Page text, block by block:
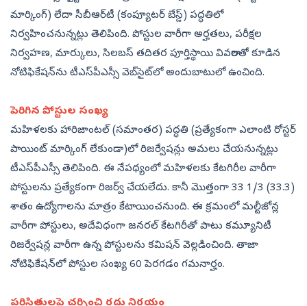
మార్కింగ్‌) లేదా సీబీఆర్‌టీ (కంప్యూటర్‌ బేస్డ్‌) పద్ధతిలో
నిర్వహించనున్నట్లు తెలిపింది. పోస్టుల వారీగా అర్హతలు, పరీక్షల
నిర్వహణ, మార్కులు, సిలబస్‌ తదితర పూర్తిస్థాయి వివరాలతో కూడిన
నోటిఫికేషన్‌ను టీఎస్‌పీఎస్సీ వెబ్‌సైట్‌లో అందుబాటులో ఉంచింది.
పెరిగిన పోస్టుల సంఖ్య
మహిళలకు హారిజాంటల్‌ (సమాంతర) పద్ధతి (ప్రత్యేకంగా ఎలాంటి రోస్టర్‌
పాయింట్‌ మార్కింగ్‌ లేకుండా)లో రిజర్వేషన్లు అమలు చేయనున్నట్లు
టీఎస్‌పీఎస్సీ తెలిపింది. ఈ నేపథ్యంలో మహిళలకు కేటగిరీల వారీగా
పోస్టులను ప్రత్యేకంగా రిజర్వ్‌ చేయలేదు. కానీ మొత్తంగా 33 1/3 (33.3)
శాతం ఉద్యోగాలను మాత్రం కేటాయించనుంది. ఈ క్రమంలో మల్టీజోన్ల
వారీగా పోస్టులు, అదేవిధంగా జనరల్‌ కేటగిరీతో పాటు కమ్యూనిటీ
రిజర్వేషన్ల వారీగా ఉన్న పోస్టులను కమిషన్‌ వెల్లడించింది. తాజా
నోటిఫికేషన్‌లో పోస్టుల సంఖ్య 60 పెరగడం గమనార్హం.